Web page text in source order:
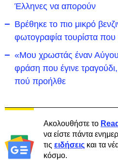
Έλληνες να απορούν
Βρέθηκε το πιο μικρό
φωτογραφία τουρίστα που
«Μου χρωστάς έναν
φράση που έγινε
πού προήλθε
Ακολουθήστε το
να είστε πάντα
τις ειδήσεις και τα
κόσμο.